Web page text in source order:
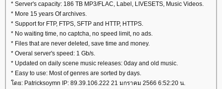
* Server's capacity: 186 TB MP3/FLAC, Label, LIVESETS, Music Videos.
* More 15 years Of archives.
* Support for FTP, FTPS, SFTP and HTTP, HTTPS.
* No waiting time, no captcha, no speed limit, no ads.
* Files that are never deleted, save time and money.
* Overal server's speed: 1 Gb/s.
* Updated on daily scene music releases: 0day and old music.
* Easy to use: Most of genres are sorted by days.
โดย: Patricksoymn IP: 89.39.106.222 21 มกราคม 2566 6:52:20 น.